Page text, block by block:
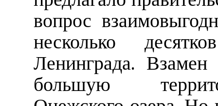
вопрос
несколько
Ленинграда.
большую